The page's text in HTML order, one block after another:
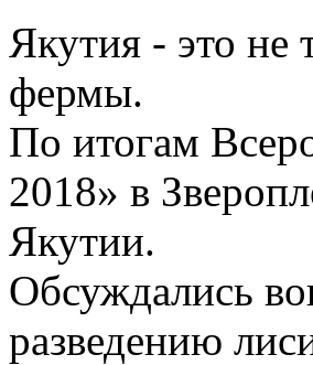
Якутия - это не
фермы.
По итогам
2018» в
Якутии.
Обсуждались
разведению